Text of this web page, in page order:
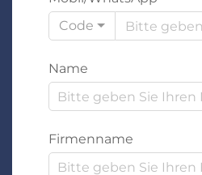
Code
Name
Firmenname